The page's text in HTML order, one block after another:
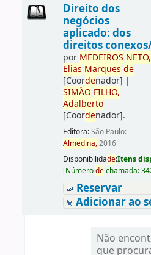
Direito dos
negócios
aplicado: dos
direitos
por MEDEIROS NETO,
Elias Marques de
[Coordenador] |
SIMÃO FILHO,
Adalberto
[Coordenador].
Editora:São Paulo:
Almedina,2016
Disponibilidade:Itens
[Númerodechamada:
Reservar
Adicionar ao
Não
que